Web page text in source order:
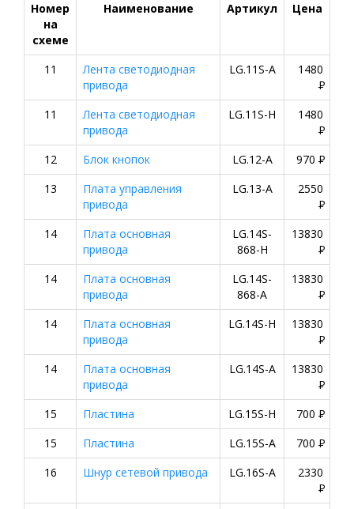
Номер
на
схеме
Наименование Артикул Цена
11
Лента светодиодная
привода
LG.11S-A
1480
P
11
Лента светодиодная
привода
LG.11S-H
1480
P
12
Блок кнопок LG.12-A 970P
13
Плата управления
привода
LG.13-A
2550
P
14
Плата основная
привода
LG.14S-
868-H
13830
P
14
Плата основная
привода
LG.14S-
868-A
13830
P
14
Плата основная
привода
LG.14S-H
13830
P
14
Плата основная
привода
LG.14S-A
13830
P
15
Пластина LG.15S-H 700P
15
Пластина LG.15S-A 700P
16
Шнур сетевой привода LG.16S-A
2330
P